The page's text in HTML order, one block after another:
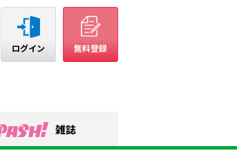
ログイン 無料登録
雑誌